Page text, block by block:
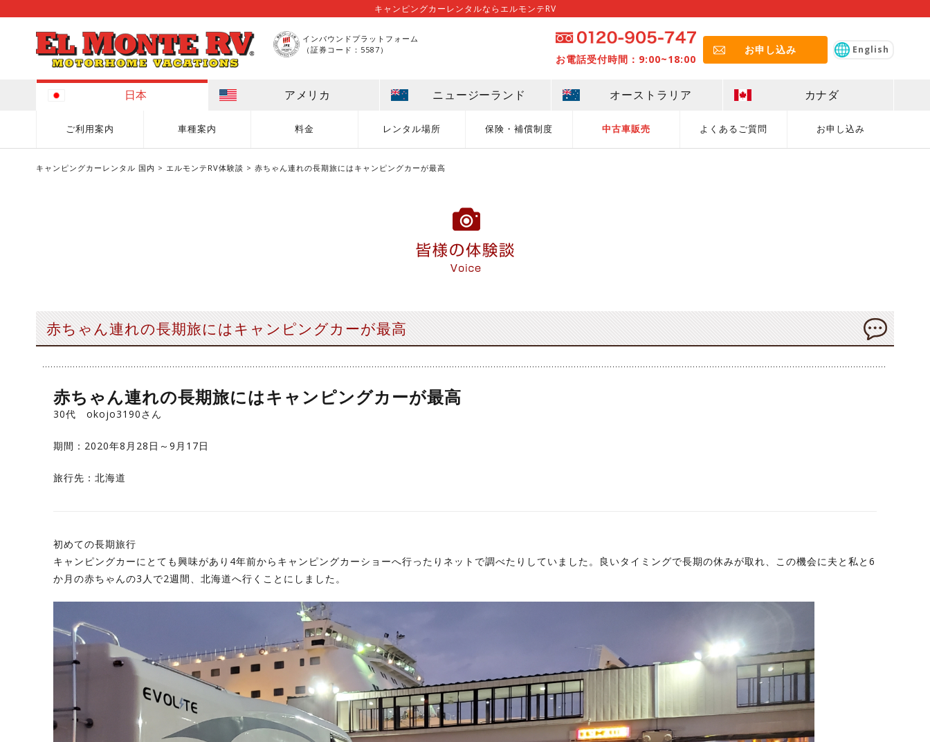
キャンピングカーレンタルならエルモンテRV
インバウンドプラットフォーム
（証券コード：5587）
お電話受付時間：9:00~18:00
お申し込み English
日本
ご利用案内 車種案内 料金 レンタル場所 保険・補償制度 中古車販売 よくあるご質問 お申し込み
アメリカ ニュージーランド オーストラリア カナダ
キャンピングカーレンタル 国内 > エルモンテRV体験談 > 赤ちゃん連れの長期旅にはキャンピングカーが最高
赤ちゃん連れの長期旅にはキャンピングカーが最高
赤ちゃん連れの長期旅にはキャンピングカーが最高
30代 okojo3190さん
期間：2020年8月28日～9月17日
旅行先：北海道
初めての長期旅行
キャンピングカーにとても興味があり4年前からキャンピングカーショーへ行ったりネットで調べたりしていました。良いタイミングで長期の休みが取れ、この機会に夫と私と6
か月の赤ちゃんの3人で2週間、北海道へ行くことにしました。